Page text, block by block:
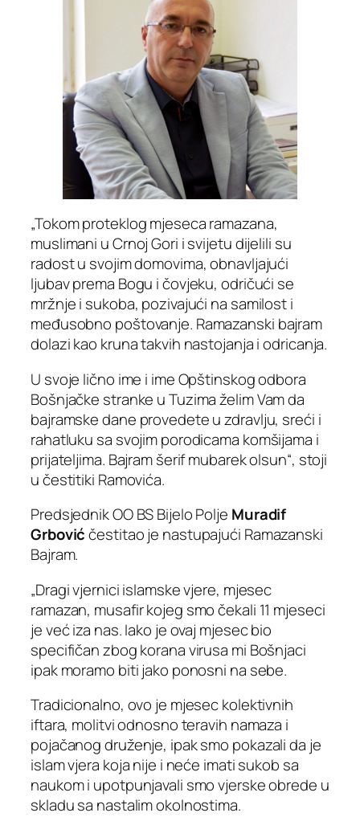
„Tokom proteklog mjeseca ramazana,
muslimani u Crnoj Gori i svijetu dijelili su
radost u svojim domovima, obnavljajući
ljubav prema Bogu i čovjeku, odričući se
mržnje i sukoba, pozivajući na samilost i
međusobno poštovanje. Ramazanski bajram
dolazi kao kruna takvih nastojanja i odricanja.
U svoje lično ime i ime Opštinskog odbora
Bošnjačke stranke u Tuzima želim Vam da
bajramske dane provedete u zdravlju, sreći i
rahatluku sa svojim porodicama komšijama i
prijateljima. Bajram šerif mubarek olsun“, stoji
u čestitiki Ramovića.
Predsjednik OO BS Bijelo Polje Muradif
Grbovićčestitao je nastupajući Ramazanski
Bajram.
„Dragi vjernici islamske vjere, mjesec
ramazan, musafir kojeg smo čekali 11 mjeseci
je već iza nas. Iako je ovaj mjesec bio
specifičan zbog korana virusa mi Bošnjaci
ipak moramo biti jako ponosni na sebe.
Tradicionalno, ovo je mjesec kolektivnih
iftara, molitvi odnosno teravih namaza i
pojačanog druženje, ipak smo pokazali da je
islam vjera koja nije i neće imati sukob sa
naukom i upotpunjavali smo vjerske obrede u
skladu sa nastalim okolnostima.